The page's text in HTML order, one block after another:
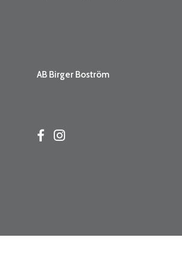
AB Birger Boström